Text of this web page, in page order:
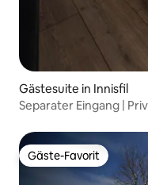
Gästesuite in Innisfil
Separater Eingang |
Gäste-Favorit
Gäste-Favorit